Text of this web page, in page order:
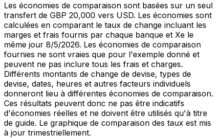
Les économies de comparaison sont basées sur un seul
transfert de GBP 20,000 vers USD. Les économies sont
calculées en comparant le taux de change incluant les
marges et frais fournis par chaque banque et Xe le
même jour 8/5/2026. Les économies de comparaison
fournies ne sont vraies que pour l'exemple donné et
peuvent ne pas inclure tous les frais et charges.
Différents montants de change de devise, types de
devise, dates, heures et autres facteurs individuels
donneront lieu à différentes économies de comparaison.
Ces résultats peuvent donc ne pas être indicatifs
d'économies réelles et ne doivent être utilisés qu'à titre
de guide. Le graphique de comparaison des taux est mis
à jour trimestriellement.